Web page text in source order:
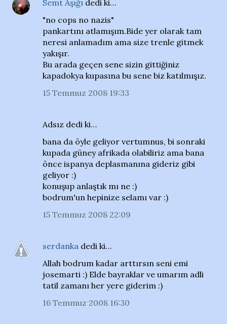
Semt Aşığı dedi ki…
"no cops no nazis"
pankartını atlamışım.Bide yer olarak tam
neresi anlamadım ama size trenle gitmek
yakışır.
Bu arada geçen sene sizin gittiğiniz
kapadokya kupasına bu sene biz katılmışız.
15 Temmuz 2008 19:33
Adsız dedi ki…
bana da öyle geliyor vertumnus, bi sonraki
kupada güney afrikada olabiliriz ama bana
önce ispanya deplasmanına gideriz gibi
geliyor :)
konuşup anlaştık mı ne :)
bodrum'un hepinize selamı var :)
15 Temmuz 2008 22:09
serdanka dedi ki…
Allah bodrum kadar arttırsın seni emi
josemarti :) Elde bayraklar ve umarım adli
tatil zamanı her yere giderim :)
16 Temmuz 2008 16:30